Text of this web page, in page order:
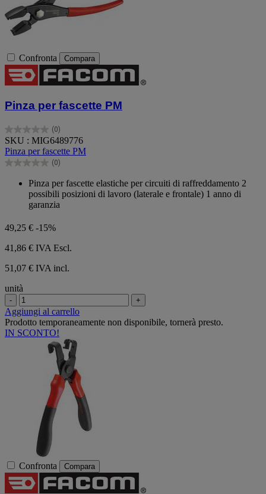
Confronta Compara
Pinza per fascette PM
(0)
0.0
su
5
stelle.
SKU : MIG6489776
Pinza per fascette PM
(0)
0.0
Pinza per fascette elastiche per circuiti di raffreddamento 2
possibili posizioni di lavoro (laterale e frontale) 1 anno di
garanzia
49,25 € -15%
41,86 € IVA Escl.
51,07 € IVA incl.
unità
- +
Aggiungi al carrello
Prodotto temporaneamente non disponibile, tornerà presto.
IN SCONTO!
Confronta Compara